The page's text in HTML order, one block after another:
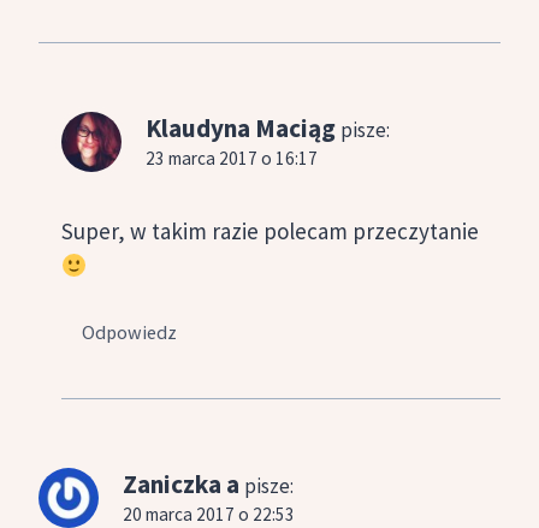
Klaudyna Maciąg pisze:
23 marca 2017 o 16:17
Super, w takim razie polecam przeczytanie
Odpowiedz
Zaniczka a pisze:
20 marca 2017 o 22:53